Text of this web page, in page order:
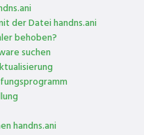
der Datei handns.ani
behoben?
suchen
handns.ani